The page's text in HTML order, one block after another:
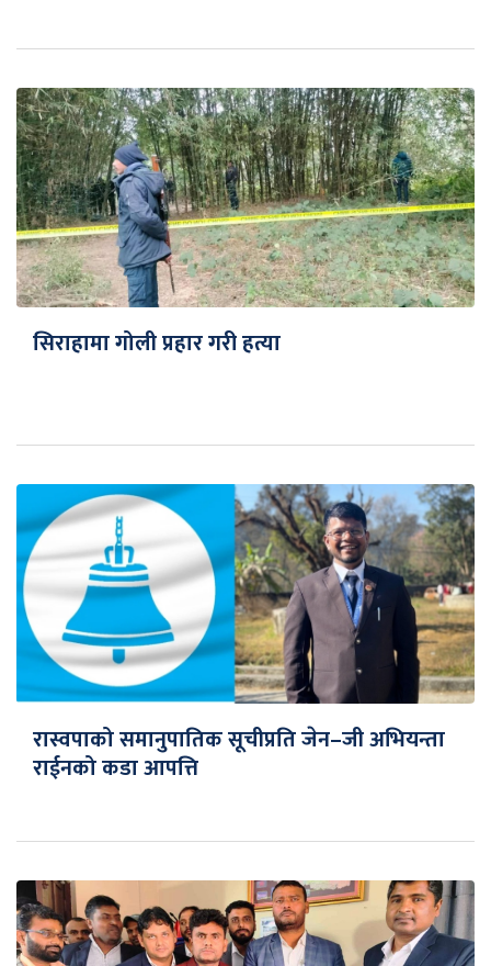
सिराहामा गोली प्रहार गरी हत्या
रास्वपाको समानुपातिक सूचीप्रति जेन–जी अभियन्ता
राईनको कडा आपत्ति